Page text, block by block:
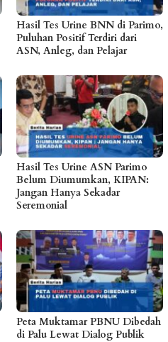
Hasil Tes Urine BNN di Parimo,
Puluhan Positif Terdiri dari
ASN, Anleg, dan Pelajar
Hasil Tes Urine ASN Parimo
Belum Diumumkan, KIPAN:
Jangan Hanya Sekadar
Seremonial
Peta Muktamar PBNU Dibedah
di Palu Lewat Dialog Publik